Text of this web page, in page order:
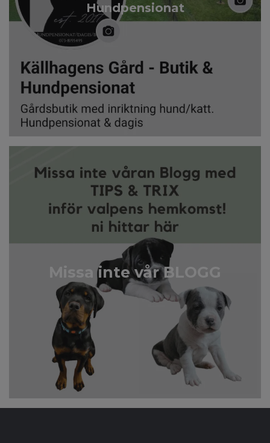
Hundpensionat
Missa inte vår BLOGG